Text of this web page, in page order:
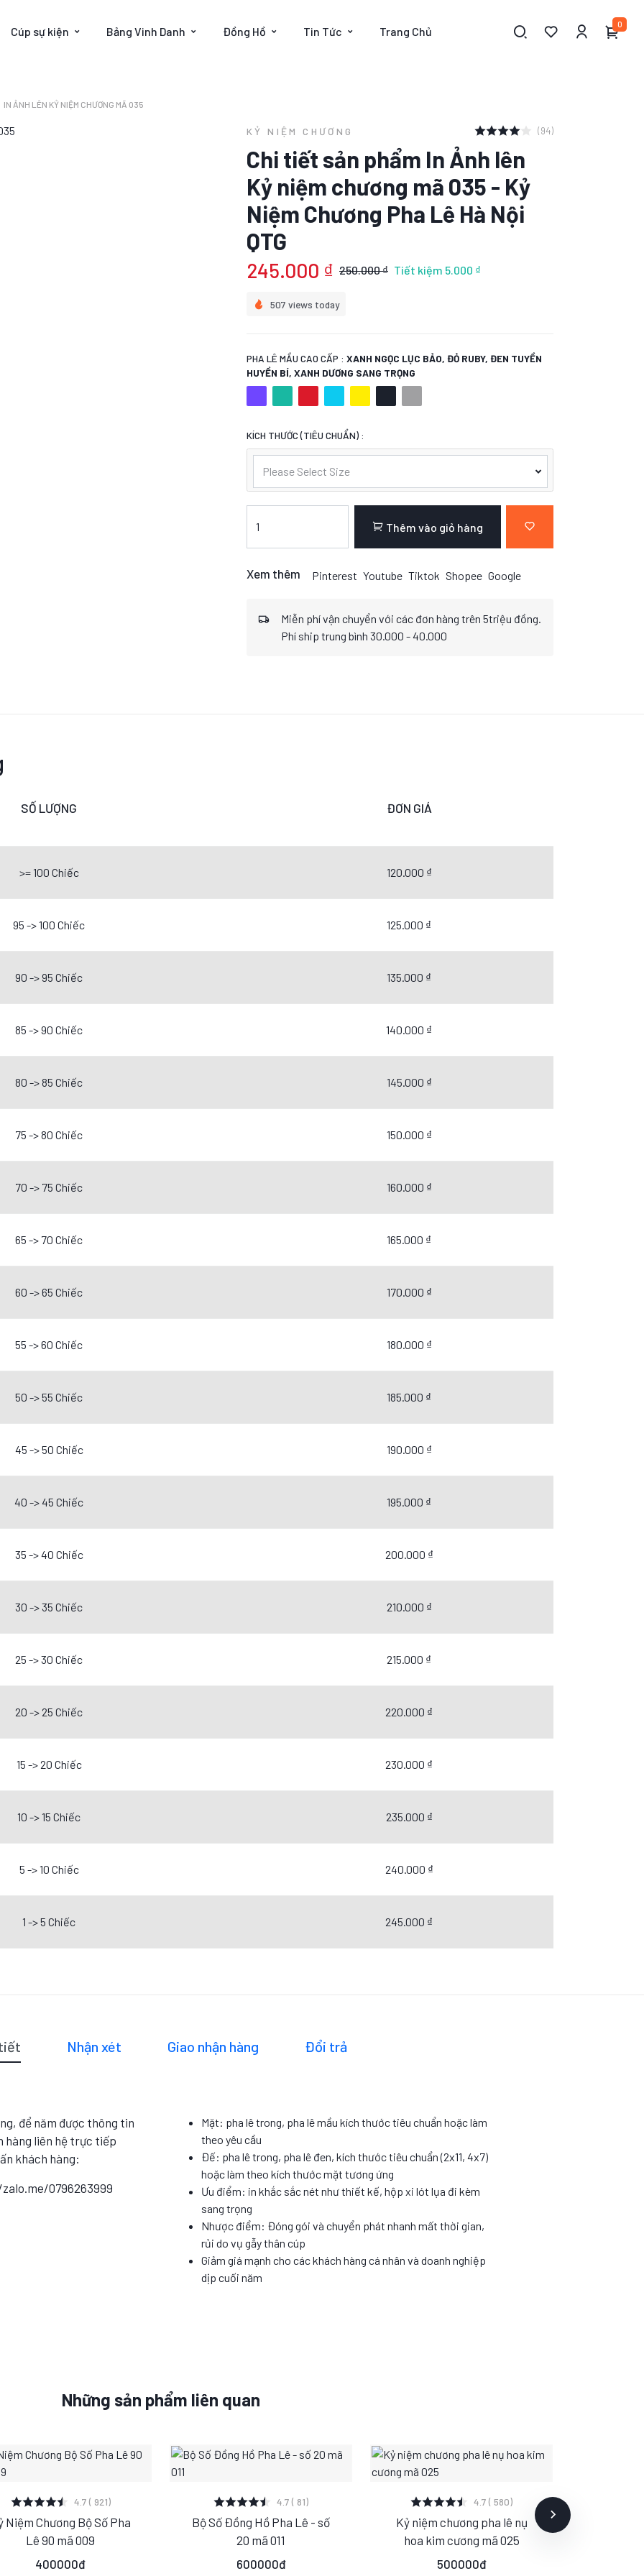
Cúp sự kiện Bảng Vinh Danh Đồng Hồ Tin Tức Trang Chủ
0
IN ẢNH LÊN KỶ NIỆM CHƯƠNG MÃ 035
KỶ NIỆM CHƯƠNG (94)
Chi tiết sản phẩm In Ảnh lên
Kỷ niệm chương mã 035 - Kỷ
Niệm Chương Pha Lê Hà Nội
QTG
245.000 ₫ 250.000 ₫ Tiết kiệm 5.000 ₫
507 views today
PHA LÊ MẦU CAO CẤP : XANH NGỌC LỤC BẢO, ĐỎ RUBY, ĐEN TUYỀN
HUYỀN BÍ, XANH DƯƠNG SANG TRỌNG
KÍCH THƯỚC (TIÊU CHUẨN) :
Please Select Size
Thêm vào giỏ hàng
Xem thêm Pinterest Youtube Tiktok Shopee Google
Miễn phí vận chuyển với các đơn hàng trên 5triệu đồng.
Phí ship trung bình 30.000 - 40.000
SỐ LƯỢNG ĐƠN GIÁ
>= 100 Chiếc 120.000 ₫
95 -> 100 Chiếc 125.000 ₫
90 -> 95 Chiếc 135.000 ₫
85 -> 90 Chiếc 140.000 ₫
80 -> 85 Chiếc 145.000 ₫
75 -> 80 Chiếc 150.000 ₫
70 -> 75 Chiếc 160.000 ₫
65 -> 70 Chiếc 165.000 ₫
60 -> 65 Chiếc 170.000 ₫
55 -> 60 Chiếc 180.000 ₫
50 -> 55 Chiếc 185.000 ₫
45 -> 50 Chiếc 190.000 ₫
40 -> 45 Chiếc 195.000 ₫
35 -> 40 Chiếc 200.000 ₫
30 -> 35 Chiếc 210.000 ₫
25 -> 30 Chiếc 215.000 ₫
20 -> 25 Chiếc 220.000 ₫
15 -> 20 Chiếc 230.000 ₫
10 -> 15 Chiếc 235.000 ₫
5 -> 10 Chiếc 240.000 ₫
1 -> 5 Chiếc 245.000 ₫
Nhận xét Giao nhận hàng Đổi trả
để năm được thông tin
hàng liên hệ trực tiếp
khách hàng:
0796263999
Mặt: pha lê trong, pha lê mầu kích thước tiêu chuẩn hoặc làm
theo yêu cầu
Đế: pha lê trong, pha lê đen, kích thước tiêu chuẩn (2x11, 4x7)
hoặc làm theo kích thước mặt tương ứng
Ưu điểm: in khắc sắc nét như thiết kế, hộp xi lót lụa đi kèm
sang trọng
Nhược điểm: Đóng gói và chuyển phát nhanh mất thời gian,
rủi do vụ gẫy thân cúp
Giảm giá mạnh cho các khách hàng cá nhân và doanh nghiệp
dịp cuối năm
Những sản phẩm liên quan
XEM CHI TIẾT
S M L
4.7 ( 921)
Niệm Chương Bộ Số Pha
Lê 90 mã 009
400000đ
XEM CHI TIẾT
S M L
4.7 ( 81)
Bộ Số Đồng Hồ Pha Lê - số
20 mã 011
600000đ
XEM CHI TIẾT
S M L
4.7 ( 580)
Kỷ niệm chương pha lê nụ
hoa kim cương mã 025
500000đ